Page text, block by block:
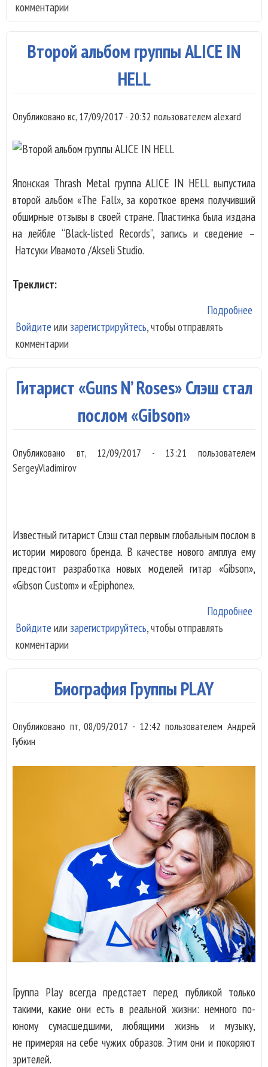
комментарии
Второй альбом группы ALICE IN
HELL
Опубликовано вс, 17/09/2017 - 20:32 пользователем alexard
Японская Thrash Metal группа ALICE IN HELL выпустила
второй альбом «The Fall», за короткое время получивший
обширные отзывы в своей стране. Пластинка была издана
на лейбле “Black-listed Records”, запись и сведение –
Натсуки Ивамото /Akseli Studio.
Треклист:
Подробнее
Войдите или зарегистрируйтесь, чтобы отправлять
комментарии
Гитарист «Guns N’ Roses» Слэш стал
послом «Gibson»
Опубликовано вт, 12/09/2017 - 13:21 пользователем
SergeyVladimirov
Известный гитарист Слэш стал первым глобальным послом в
истории мирового бренда. В качестве нового амплуа ему
предстоит разработка новых моделей гитар «Gibson»,
«Gibson Custom» и «Epiphone».
Подробнее
Войдите или зарегистрируйтесь, чтобы отправлять
комментарии
Биография Группы PLAY
Опубликовано пт, 08/09/2017 - 12:42 пользователемАндрей
Губкин
Группа Play всегда предстает перед публикой только
такими, какие они есть в реальной жизни: немного по-
юному сумасшедшими, любящими жизнь и музыку,
не примеряя на себе чужих образов. Этим они и покоряют
зрителей.